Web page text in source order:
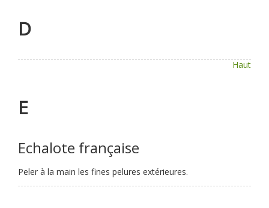
D
Haut
E
Echalote française
Peler à la main les fines pelures extérieures.